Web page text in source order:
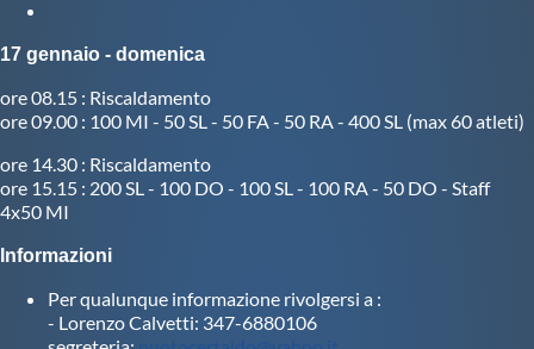
GUG
Scuole Nuoto
Propaganda
Centri Federali
Area Legislativa
17 gennaio - domenica
ore 08.15 : Riscaldamento
ore 09.00 : 100 MI - 50 SL - 50 FA - 50 RA - 400 SL (max 60 atleti)
ore 14.30 : Riscaldamento
ore 15.15 : 200 SL - 100 DO - 100 SL - 100 RA - 50 DO - Staff
4x50 MI
Informazioni
Per qualunque informazione rivolgersi a :
- Lorenzo Calvetti: 347-6880106